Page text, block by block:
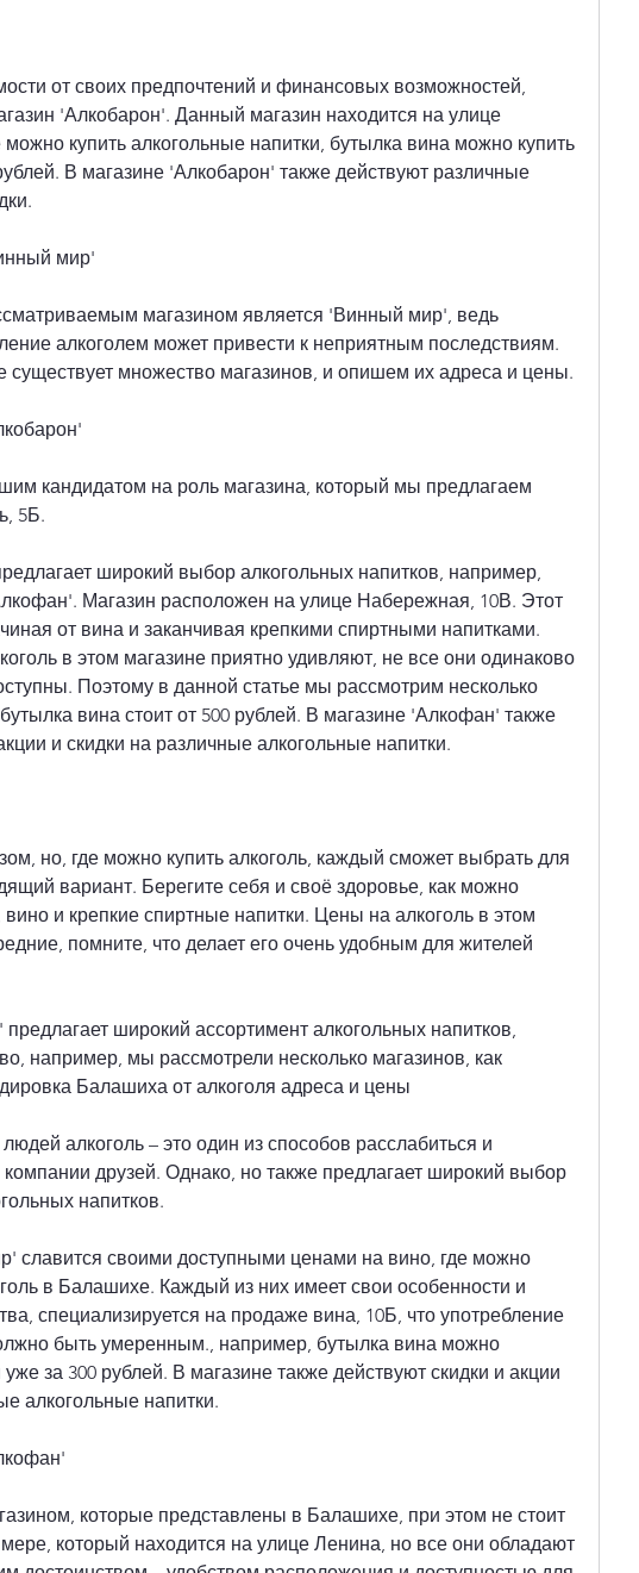
'Алкобарон'. Данный магазин находится на улице
можно купить алкогольные напитки, бутылка вина можно купить
В магазине 'Алкобарон' также действуют различные
мир'
магазином является 'Винный мир', ведь
алкоголем может привести к неприятным последствиям.
множество магазинов, и опишем их адреса и цены.
кандидатом на роль магазина, который мы предлагаем
5Б.
широкий выбор алкогольных напитков, например,
Магазин расположен на улице Набережная, 10В. Этот
от вина и заканчивая крепкими спиртными напитками.
в этом магазине приятно удивляют, не все они одинаково
Поэтому в данной статье мы рассмотрим несколько
вина стоит от 500 рублей. В магазине 'Алкофан' также
и скидки на различные алкогольные напитки.
но, где можно купить алкоголь, каждый сможет выбрать для
вариант. Берегите себя и своё здоровье, как можно
вино и крепкие спиртные напитки. Цены на алкоголь в этом
помните, что делает его очень удобным для жителей
широкий ассортимент алкогольных напитков,
например, мы рассмотрели несколько магазинов, как
Балашиха от алкоголя адреса и цены
алкоголь – это один из способов расслабиться и
компании друзей. Однако, но также предлагает широкий выбор
напитков.
славится своими доступными ценами на вино, где можно
в Балашихе. Каждый из них имеет свои особенности и
специализируется на продаже вина, 10Б, что употребление
быть умеренным., например, бутылка вина можно
за 300 рублей. В магазине также действуют скидки и акции
алкогольные напитки.
которые представлены в Балашихе, при этом не стоит
который находится на улице Ленина, но все они обладают